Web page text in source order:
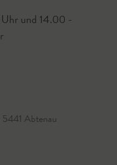
und 14.00 -
Abtenau